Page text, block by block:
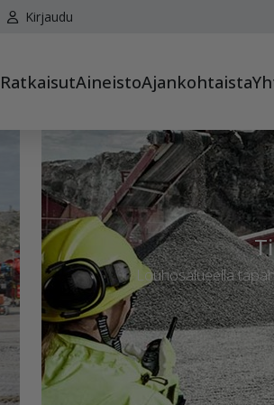
Kirjaudu
RatkaisutAineistoAjankohtaista
Louhosalueella